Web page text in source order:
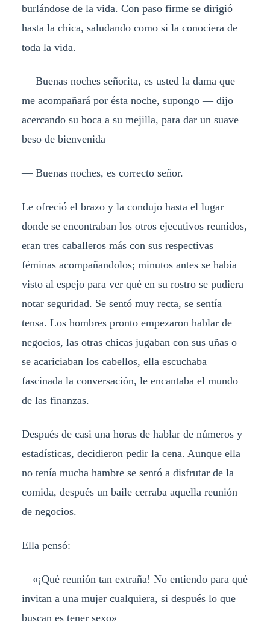
burlándose de la vida. Con paso firme se dirigió
hasta la chica, saludando como si la conociera de
toda la vida.
— Buenas noches señorita, es usted la dama que
me acompañará por ésta noche, supongo — dijo
acercando su boca a su mejilla, para dar un suave
beso de bienvenida
— Buenas noches, es correcto señor.
Le ofreció el brazo y la condujo hasta el lugar
donde se encontraban los otros ejecutivos reunidos,
eran tres caballeros más con sus respectivas
féminas acompañandolos; minutos antes se había
visto al espejo para ver qué en su rostro se pudiera
notar seguridad. Se sentó muy recta, se sentía
tensa. Los hombres pronto empezaron hablar de
negocios, las otras chicas jugaban con sus uñas o
se acariciaban los cabellos, ella escuchaba
fascinada la conversación, le encantaba el mundo
de las finanzas.
Después de casi una horas de hablar de números y
estadísticas, decidieron pedir la cena. Aunque ella
no tenía mucha hambre se sentó a disfrutar de la
comida, después un baile cerraba aquella reunión
de negocios.
Ella pensó:
—«¡Qué reunión tan extraña! No entiendo para qué
invitan a una mujer cualquiera, si después lo que
buscan es tener sexo»